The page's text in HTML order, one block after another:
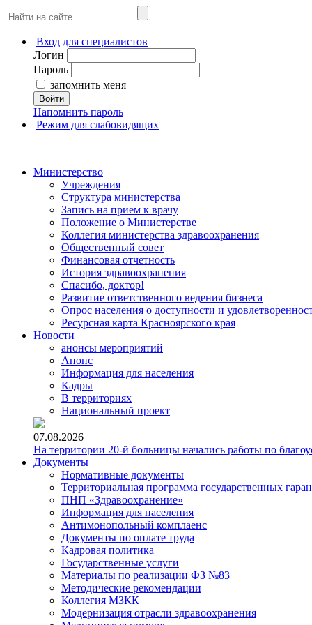
Вход для специалистов
Логин
Пароль
запомнить меня
Войти
Напомнить пароль
Режим для слабовидящих
Министерство
Учреждения
Структура министерства
Запись на прием к врачу
Положение о Министерстве
Коллегия министерства здравоохранения
Общественный совет
Финансовая отчетность
История здравоохранения
Спасибо, доктор!
Развитие ответственного ведения бизнеса
Опрос населения о доступности и
Ресурсная карта Красноярского края
Новости
анонсы мероприятий
Анонс
Информация для населения
Кадры
В территориях
Национальный проект
07.08.2026
На территории 20-й больницы начались работы по
Документы
Нормативные документы
Территориальная программа государственных
ПНП «Здравоохранение»
Информация для населения
Антимонопольный комплаенс
Документы по оплате труда
Кадровая политика
Государственные услуги
Материалы по реализации ФЗ №83
Методические рекомендации
Коллегия МЗКК
Модернизация отрасли здравоохранения